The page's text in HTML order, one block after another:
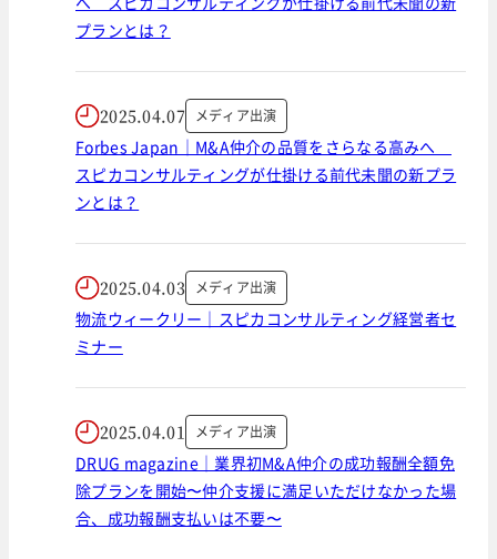
プランとは？
2025.04.07 メディア出演
Forbes Japan｜M&A仲介の品質をさらなる高みへ
スピカコンサルティングが仕掛ける前代未聞の新プラ
ンとは？
2025.04.03 メディア出演
物流ウィークリー｜スピカコンサルティング経営者セ
ミナー
2025.04.01 メディア出演
DRUG magazine｜業界初M&A仲介の成功報酬全額免
除プランを開始〜仲介支援に満足いただけなかった場
合、成功報酬支払いは不要〜